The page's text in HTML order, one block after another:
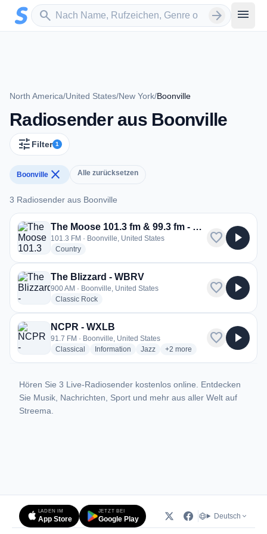
Zum Hauptinhalt springen
search
Sender suchen arrow_forward menu
North America/United States/New York/Boonville
Radiosender aus Boonville
tune Filter 1
Boonville close Alle zurücksetzen
3 Radiosender aus Boonville
3 Radiosender aus Boonville
The Moose 101.3 fm & 99.3 fm - WBRV-FM
101.3 FM · Boonville, United States
Countryradio stations
favorite play_arrow
The Blizzard - WBRV
900 AM · Boonville, United States
Classic Rockradio stations
favorite play_arrow
NCPR - WXLB
91.7 FM · Boonville, United States
Classical
radio stations
Information radio stations
Jazzradio stations
+2 more genres for NCPR -
more
favorite play_arrow
Hören Sie 3 Live-Radiosender kostenlos online. Entdecken
Sie Musik, Nachrichten, Sport und mehr aus aller Welt auf
Streema.
LADEN IM
App Store
JETZT BEI
Google Play Deutsch